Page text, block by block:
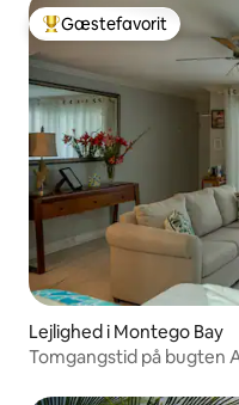
Bedste gæstefavorit
Gæstefavorit
Lejlighed i Montego Bay
Tomgangstid på bugten